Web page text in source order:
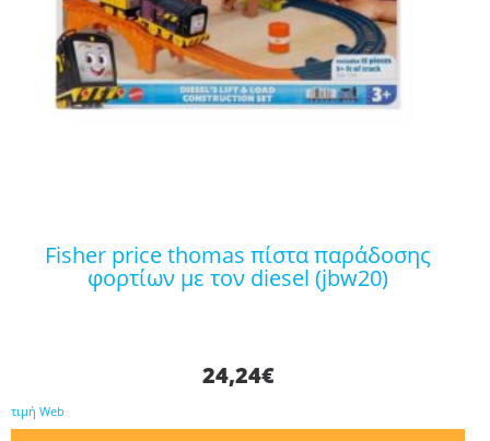
fisher price thomas πίστα παράδοσης
φορτίων με τον diesel (jbw20)
24,24€
τιμή Web